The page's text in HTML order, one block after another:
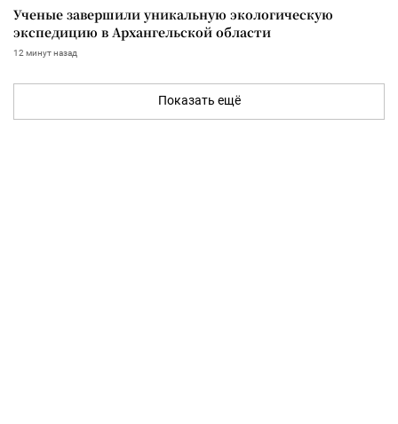
Ученые завершили уникальную экологическую
экспедицию в Архангельской области
12 минут назад
Показать ещё